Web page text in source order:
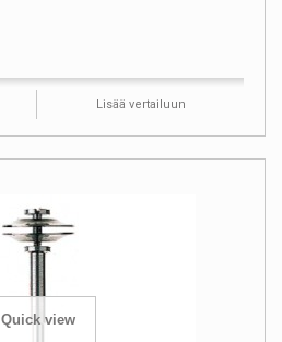
Lisää vertailuun
Quick view